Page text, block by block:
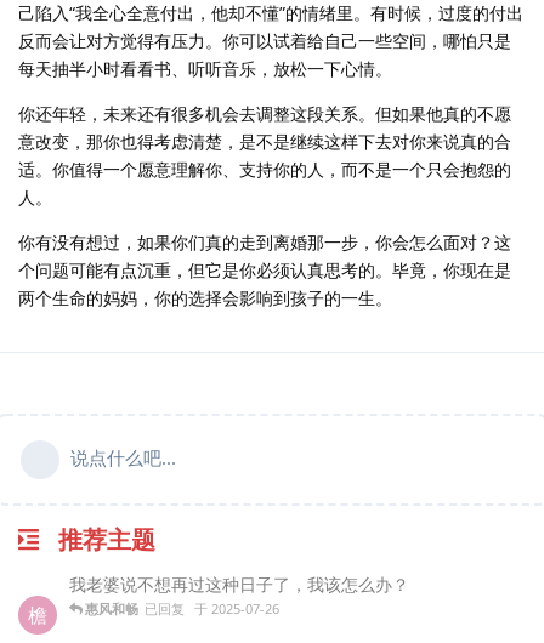
己陷入“我全心全意付出，他却不懂”的情绪里。有时候，过度的付出
反而会让对方觉得有压力。你可以试着给自己一些空间，哪怕只是
每天抽半小时看看书、听听音乐，放松一下心情。
你还年轻，未来还有很多机会去调整这段关系。但如果他真的不愿
意改变，那你也得考虑清楚，是不是继续这样下去对你来说真的合
适。你值得一个愿意理解你、支持你的人，而不是一个只会抱怨的
人。
你有没有想过，如果你们真的走到离婚那一步，你会怎么面对？这
个问题可能有点沉重，但它是你必须认真思考的。毕竟，你现在是
两个生命的妈妈，你的选择会影响到孩子的一生。
说点什么吧...
推荐主题
檐
我老婆说不想再过这种日子了，我该怎么办？
惠风和畅 已回复 于 2025-07-26